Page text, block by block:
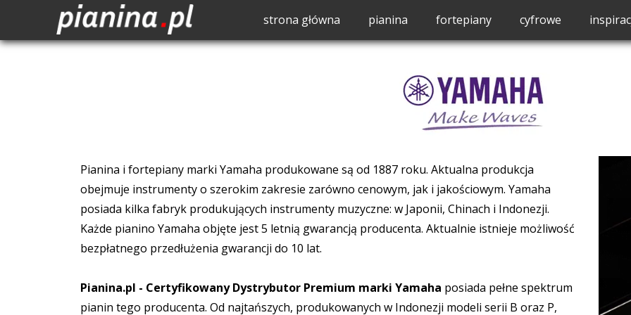
strona główna pianina fortepiany cyfrowe
Pianina i fortepiany marki Yamaha produkowane są od 1887 roku. Aktualna produkcja
obejmuje instrumenty o szerokim zakresie zarówno cenowym, jak i jakościowym. Yamaha
posiada kilka fabryk produkujących instrumenty muzyczne: w Japonii, Chinach i Indonezji.
Każde pianino Yamaha objęte jest 5 letnią gwarancją producenta. Aktualnie istnieje możliwość
bezpłatnego przedłużenia gwarancji do 10 lat.
Pianina.pl - Certyfikowany Dystrybutor Premium marki Yamaha posiada pełne spektrum
pianin tego producenta. Od najtańszych, produkowanych w Indonezji modeli serii B oraz P,